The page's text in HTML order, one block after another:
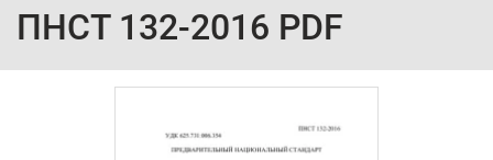
ПНСТ 132-2016 PDF